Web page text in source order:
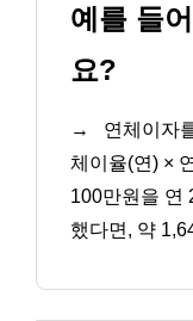
예를 들
요?
→
연체이자
체이율(연) ×
100만원을 연
했다면, 약